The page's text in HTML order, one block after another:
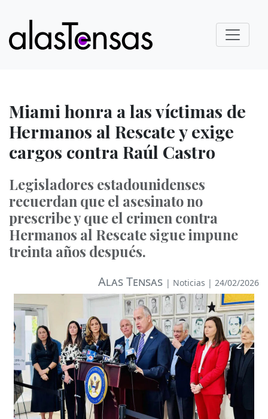
Miami honra a las víctimas de
Hermanos al Rescate y exige
cargos contra Raúl Castro
Legisladores estadounidenses
recuerdan que el asesinato no
prescribe y que el crimen contra
Hermanos al Rescate sigue impune
treinta años después.
Alas Tensas | Noticias | 24/02/2026